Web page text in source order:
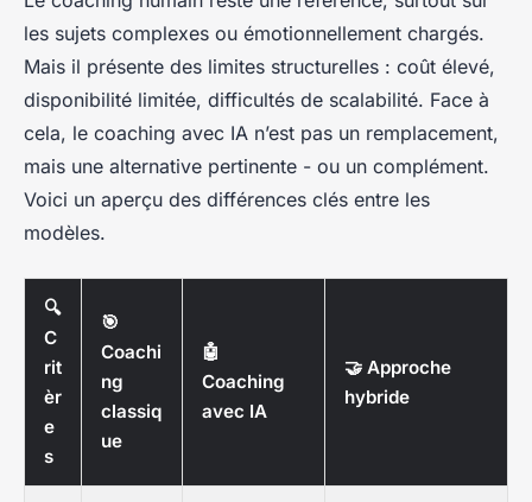
les sujets complexes ou émotionnellement chargés.
Mais il présente des limites structurelles : coût élevé,
disponibilité limitée, difficultés de scalabilité. Face à
cela, le coaching avec IA n’est pas un remplacement,
mais une alternative pertinente - ou un complément.
Voici un aperçu des différences clés entre les
modèles.
🔍
C
rit
èr
e
s
🎯
Coachi
ng
classiq
ue
🤖
Coaching
avec IA
🤝 Approche
hybride